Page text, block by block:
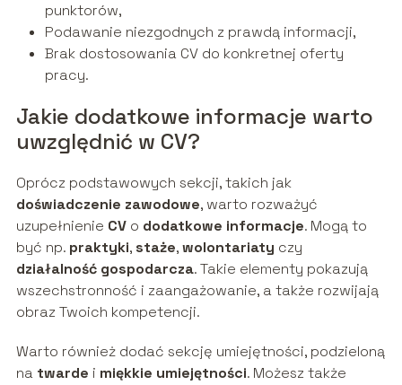
punktorów,
Podawanie niezgodnych z prawdą informacji,
Brak dostosowania CV do konkretnej oferty
pracy.
Jakie dodatkowe informacje warto
uwzględnić w CV?
Oprócz podstawowych sekcji, takich jak
doświadczenie zawodowe, warto rozważyć
uzupełnienie CVo dodatkowe informacje. Mogą to
być np. praktyki, staże,wolontariaty czy
działalność gospodarcza. Takie elementy pokazują
wszechstronność i zaangażowanie, a także rozwijają
obraz Twoich kompetencji.
Warto również dodać sekcję umiejętności, podzieloną
na twarde i miękkie umiejętności. Możesz także